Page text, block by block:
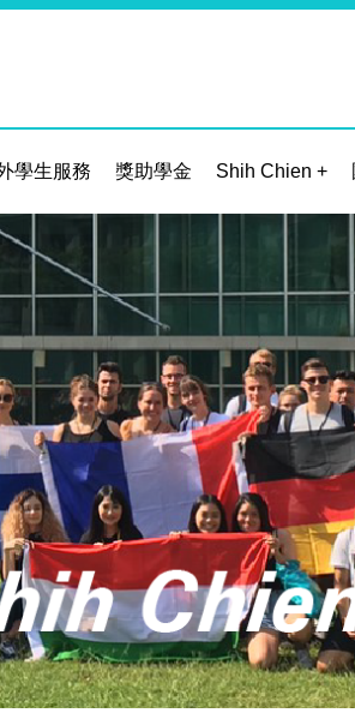
學生服務 獎助學金 Shih Chien +